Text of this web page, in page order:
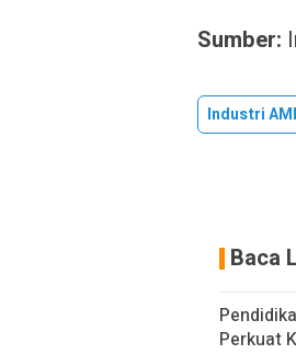
Sumber:
Industri
Baca
Perkuat